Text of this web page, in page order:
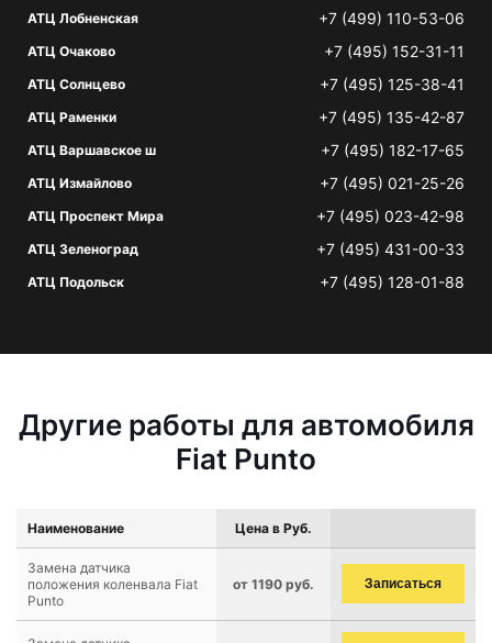
АТЦ Лобненская +7 (499) 110-53-06
АТЦ Очаково +7 (495) 152-31-11
АТЦ Солнцево +7 (495) 125-38-41
АТЦ Раменки +7 (495) 135-42-87
АТЦ Варшавское ш +7 (495) 182-17-65
АТЦ Измайлово +7 (495) 021-25-26
АТЦ Проспект Мира +7 (495) 023-42-98
АТЦ Зеленоград +7 (495) 431-00-33
АТЦ Подольск +7 (495) 128-01-88
Другие работы для автомобиля
Fiat Punto
Наименование Цена в Руб.
Замена датчика
положения коленвала Fiat
Punto
от 1190 руб. Записаться